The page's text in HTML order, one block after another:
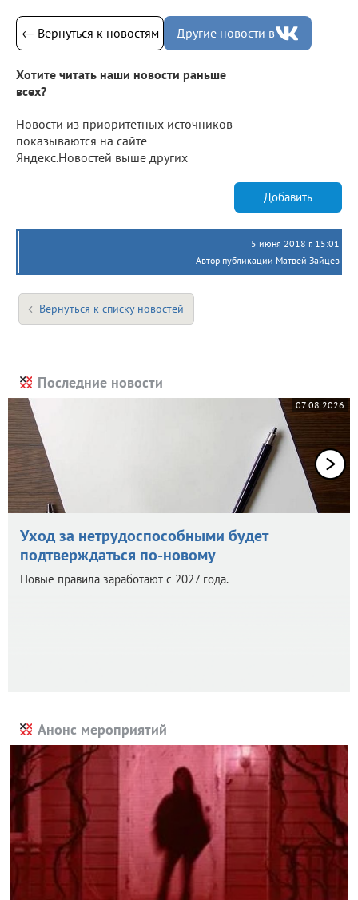
← Вернуться к новостям Другие новости в
Хотите читать наши новости раньше
всех?
Новости из приоритетных источников
показываются на сайте
Яндекс.Новостей выше других
Добавить
5 июня 2018 г. 15:01
Автор публикации Матвей Зайцев
Вернуться к списку новостей
Последние новости
07.08.2026
Уход за нетрудоспособными будет
подтверждаться по-новому
Новые правила заработают с 2027 года.
Анонс мероприятий